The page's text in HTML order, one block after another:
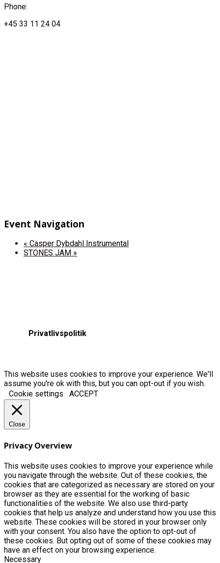
Phone:
+45 33 11 24 04
Event Navigation
« Casper Dybdahl Instrumental
STONES JAM »
Privatlivspolitik
This website uses cookies to improve your experience. We'll
assume you're ok with this, but you can opt-out if you wish.
Cookie settings
ACCEPT
Close
Privacy Overview
This website uses cookies to improve your experience while
you navigate through the website. Out of these cookies, the
cookies that are categorized as necessary are stored on your
browser as they are essential for the working of basic
functionalities of the website. We also use third-party
cookies that help us analyze and understand how you use this
website. These cookies will be stored in your browser only
with your consent. You also have the option to opt-out of
these cookies. But opting out of some of these cookies may
have an effect on your browsing experience.
Necessary